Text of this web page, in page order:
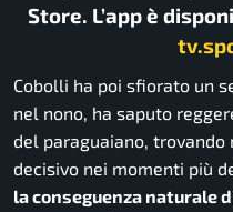
Store. L’app è
Cobolli ha poi sfiorato un
nel nono, ha saputo
del paraguaiano, trovando
decisivo nei momenti più
la conseguenza naturale